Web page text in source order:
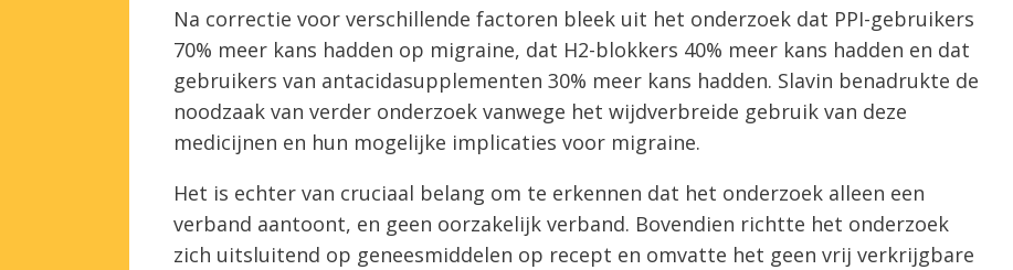
Na correctie voor verschillende factoren bleek uit het onderzoek dat PPI-gebruikers
70% meer kans hadden op migraine, dat H2-blokkers 40% meer kans hadden en dat
gebruikers van antacidasupplementen 30% meer kans hadden. Slavin benadrukte de
noodzaak van verder onderzoek vanwege het wijdverbreide gebruik van deze
medicijnen en hun mogelijke implicaties voor migraine.
Het is echter van cruciaal belang om te erkennen dat het onderzoek alleen een
verband aantoont, en geen oorzakelijk verband. Bovendien richtte het onderzoek
zich uitsluitend op geneesmiddelen op recept en omvatte het geen vrij verkrijgbare